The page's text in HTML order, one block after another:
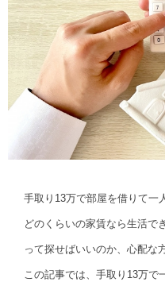
手取り13万で部屋を借りて一
どのくらいの家賃なら生活で
って探せばいいのか、心配な
この記事では、手取り13万で